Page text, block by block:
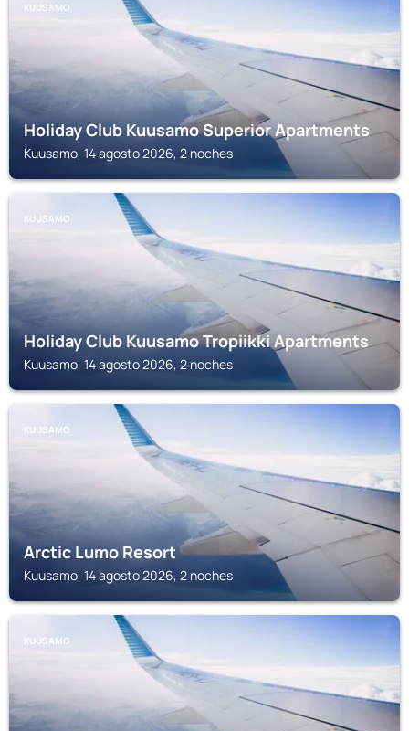
KUUSAMO
Holiday Club Kuusamo Superior Apartments
Kuusamo, 14 agosto 2026, 2 noches
KUUSAMO
Holiday Club Kuusamo Tropiikki Apartments
Kuusamo, 14 agosto 2026, 2 noches
KUUSAMO
Arctic Lumo Resort
Kuusamo, 14 agosto 2026, 2 noches
KUUSAMO